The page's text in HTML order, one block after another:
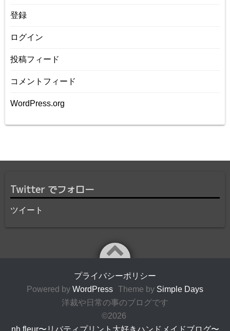
登録
ログイン
投稿フィード
コメントフィード
WordPress.org
Twitter でフォロー
ツイート
プライバシーポリシー
Powered by WordPress Theme by Simple Days
洋裁や日常の事のブログです
©2026